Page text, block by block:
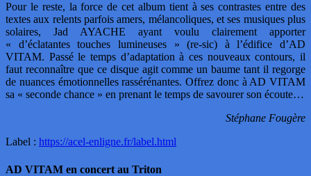
Pour le reste, la force de cet album tient à ses contrastes entre des
textes aux relents parfois amers, mélancoliques, et ses musiques plus
solaires, Jad AYACHE ayant voulu clairement apporter
« d’éclatantes touches lumineuses » (re-sic) à l’édifice d’AD
VITAM. Passé le temps d’adaptation à ces nouveaux contours, il
faut reconnaître que ce disque agit comme un baume tant il regorge
de nuances émotionnelles rassérénantes. Offrez donc à AD VITAM
sa « seconde chance » en prenant le temps de savourer son écoute…
Stéphane Fougère
Label : https://acel-enligne.fr/label.html
AD VITAM en concert au Triton